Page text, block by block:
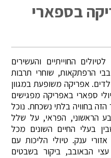
בספארי
החוייתיים והעשירים
הרפתקאות, שוחרי תרבות
אפריקה משופעת במגוון
ספארי באפריקה מפגישים
בחוויה בלתי נשכחת. נוכל
הראשוני, הפראי, על שלל
בעלי החיים השונים מכל
ענק. טיולי הליכות עם
הבאובב, ביקור בשבטים